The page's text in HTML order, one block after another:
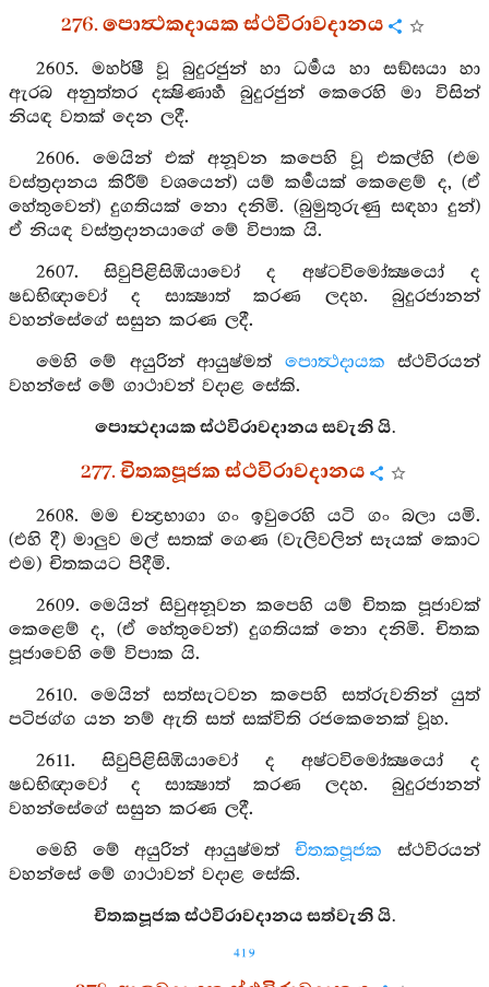
276. පොත්‍ථකදායක ස්ථවිරාවදානය
2605. මහර්ෂී වූ බුදුරජුන් හා ධර්‍මය හා සඞ්ඝයා හා
ඇරබ අනුත්තර දක්‍ෂිණාර්‍හ බුදුරජුන් කෙරෙහි මා විසින්
නියඳ වතක් දෙන ලදී.
2606. මෙයින් එක් අනූවන කපෙහි වූ එකල්හි (එම
වස්ත්‍රදානය කිරීම් වශයෙන්) යම් කර්‍මයක් කෙළෙම් ද, (ඒ
හේතුවෙන්) දුගතියක් නො දනිමි. (බුමුතුරුණු සඳහා දුන්)
ඒ නියඳ වස්ත්‍රදානයාගේ මේ විපාක යි.
2607. සිවුපිළිසිඹියාවෝ ද අෂ්ටවිමෝක්‍ෂයෝ ද
ෂඩභිඥාවෝ ද සාක්‍ෂාත් කරණ ලදහ. බුදුරජානන්
වහන්සේගේ සසුන කරණ ලදී.
මෙහි මේ අයුරින් ආයුෂ්මත් පොත්‍ථදායක ස්ථවිරයන්
වහන්සේ මේ ගාථාවන් වදාළ සේකි.
පොත්‍ථදායක ස්ථවිරාවදානය සවැනි යි.
277. චිතකපූජක ස්ථවිරාවදානය
2608. මම චන්‍ද්‍රභාගා ගං ඉවුරෙහි යටි ගං බලා යමි.
(එහි දී) මාලුව මල් සතක් ගෙණ (වැලිවලින් සෑයක් කොට
එම) චිතකයට පිදීමි.
2609. මෙයින් සිවුඅනූවන කපෙහි යම් චිතක පූජාවක්
කෙළෙම් ද, (ඒ හේතුවෙන්) දුගතියක් නො දනිමි. චිතක
පූජාවෙහි මේ විපාක යි.
2610. මෙයින් සත්සැටවන කපෙහි සත්රුවනින් යුත්
පටිජග්ග යන නම් ඇති සත් සක්විති රජකෙනෙක් වූහ.
2611. සිවුපිළිසිඹියාවෝ ද අෂ්ටවිමෝක්‍ෂයෝ ද
ෂඩභිඥාවෝ ද සාක්‍ෂාත් කරණ ලදහ. බුදුරජානන්
වහන්සේගේ සසුන කරණ ලදී.
මෙහි මේ අයුරින් ආයුෂ්මත්චිතකපූජක ස්ථවිරයන්
වහන්සේ මේ ගාථාවන් වදාළ සේකි.
චිතකපූජක ස්ථවිරාවදානය සත්වැනි යි.
419